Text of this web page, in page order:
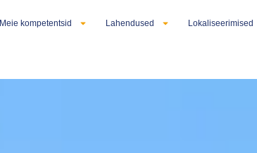
Meie kompetentsid Lahendused Lokaliseerimised